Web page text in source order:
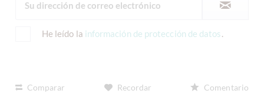
He leído la información de protección de datos.
Comparar Recordar Comentario